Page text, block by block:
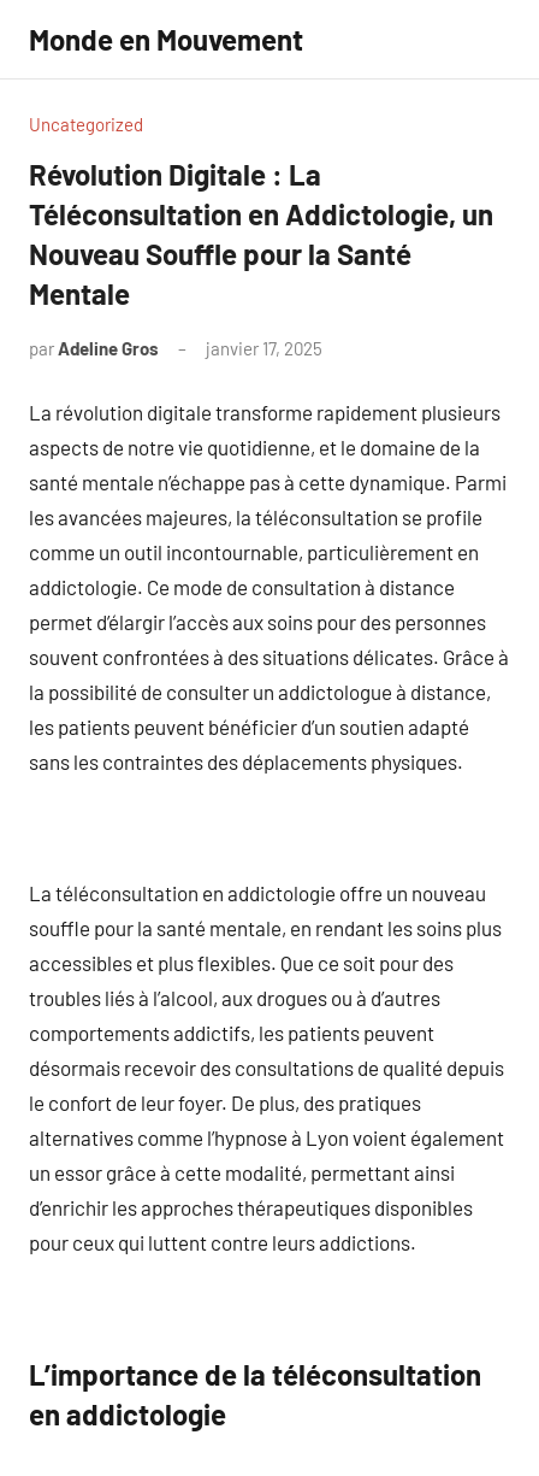
contenu
Monde en Mouvement
Uncategorized
Révolution Digitale : La
Téléconsultation en Addictologie, un
Nouveau Souffle pour la Santé
Mentale
parAdeline Gros janvier 17, 2025
La révolution digitale transforme rapidement plusieurs
aspects de notre vie quotidienne, et le domaine de la
santé mentale n’échappe pas à cette dynamique. Parmi
les avancées majeures, la téléconsultation se profile
comme un outil incontournable, particulièrement en
addictologie. Ce mode de consultation à distance
permet d’élargir l’accès aux soins pour des personnes
souvent confrontées à des situations délicates. Grâce à
la possibilité de consulter un addictologue à distance,
les patients peuvent bénéficier d’un soutien adapté
sans les contraintes des déplacements physiques.
La téléconsultation en addictologie offre un nouveau
souffle pour la santé mentale, en rendant les soins plus
accessibles et plus flexibles. Que ce soit pour des
troubles liés à l’alcool, aux drogues ou à d’autres
comportements addictifs, les patients peuvent
désormais recevoir des consultations de qualité depuis
le confort de leur foyer. De plus, des pratiques
alternatives comme l’hypnose à Lyon voient également
un essor grâce à cette modalité, permettant ainsi
d’enrichir les approches thérapeutiques disponibles
pour ceux qui luttent contre leurs addictions.
L’importance de la téléconsultation
en addictologie